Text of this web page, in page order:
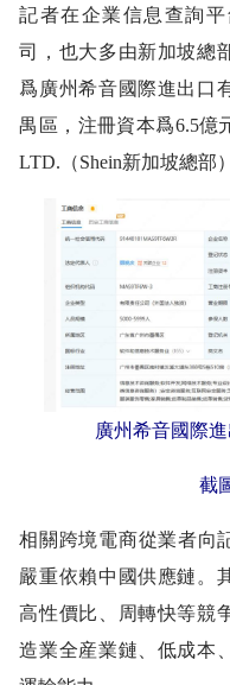
記者在企業信息查詢
司，也大多由新加坡總
爲廣州希音國際進出口
禺區，注冊資本爲6.5億
LTD.（Shein新加坡總部
廣州希音國際
截
相關跨境電商從業者向
嚴重依賴中國供應鏈。
高性價比、周轉快等競
造業全産業鏈、低成本